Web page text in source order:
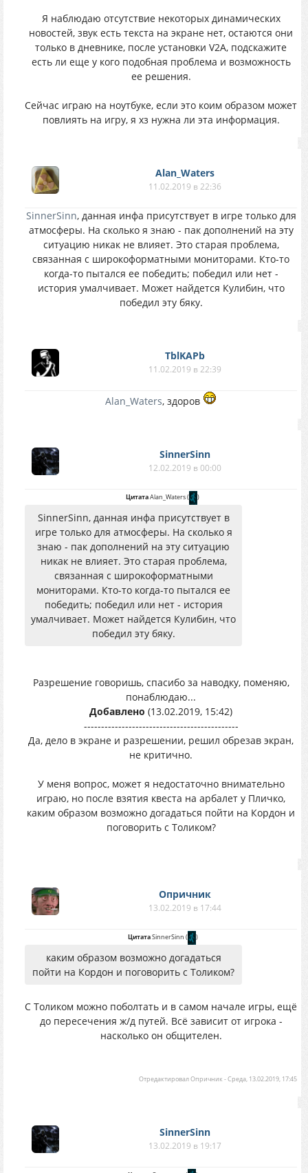
Я наблюдаю отсутствие некоторых динамических
новостей, звук есть текста на экране нет, остаются они
только в дневнике, после установки V2A, подскажите
есть ли еще у кого подобная проблема и возможность
ее решения.
Сейчас играю на ноутбуке, если это коим образом может
повлиять на игру, я хз нужна ли эта информация.
Alan_Waters
11.02.2019 в 22:36
SinnerSinn, данная инфа присутствует в игре только для
атмосферы. На сколько я знаю - пак дополнений на эту
ситуацию никак не влияет. Это старая проблема,
связанная с широкоформатными мониторами. Кто-то
когда-то пытался ее победить; победил или нет -
история умалчивает. Может найдется Кулибин, что
победил эту бяку.
TblKAPb
11.02.2019 в 22:39
Alan_Waters, здоров
SinnerSinn
12.02.2019 в 00:00
ЦитатаAlan_Waters( )
SinnerSinn, данная инфа присутствует в
игре только для атмосферы. На сколько я
знаю - пак дополнений на эту ситуацию
никак не влияет. Это старая проблема,
связанная с широкоформатными
мониторами. Кто-то когда-то пытался ее
победить; победил или нет - история
умалчивает. Может найдется Кулибин, что
победил эту бяку.
Разрешение говоришь, спасибо за наводку, поменяю,
понаблюдаю...
Добавлено (13.02.2019, 15:42)
---------------------------------------------
Да, дело в экране и разрешении, решил обрезав экран,
не критично.
У меня вопрос, может я недостаточно внимательно
играю, но после взятия квеста на арбалет у Пличко,
каким образом возможно догадаться пойти на Кордон и
поговорить с Толиком?
Опричник
13.02.2019 в 17:44
ЦитатаSinnerSinn ( )
каким образом возможно догадаться
пойти на Кордон и поговорить с Толиком?
С Толиком можно поболтать и в самом начале игры, ещё
до пересечения ж/д путей. Всё зависит от игрока -
насколько он общителен.
ОтредактировалОпричник -Среда, 13.02.2019, 17:45
SinnerSinn
13.02.2019 в 19:17